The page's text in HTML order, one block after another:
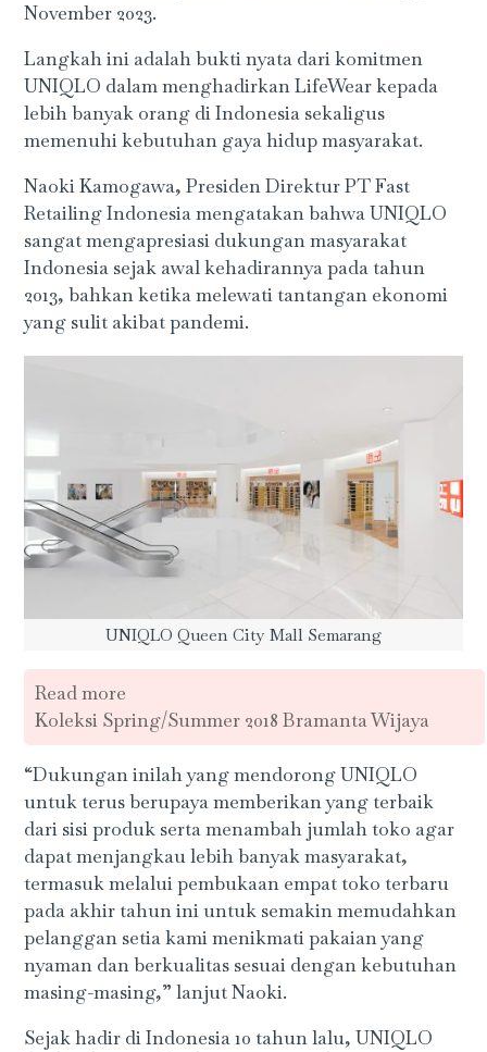
November 2023.
Langkah ini adalah bukti nyata dari komitmen
UNIQLO dalam menghadirkan LifeWear kepada
lebih banyak orang di Indonesia sekaligus
memenuhi kebutuhan gaya hidup masyarakat.
Naoki Kamogawa, Presiden Direktur PT Fast
Retailing Indonesia mengatakan bahwa UNIQLO
sangat mengapresiasi dukungan masyarakat
Indonesia sejak awal kehadirannya pada tahun
2013, bahkan ketika melewati tantangan ekonomi
yang sulit akibat pandemi.
UNIQLO Queen City Mall Semarang
Read more
Koleksi Spring/Summer 2018 Bramanta Wijaya
“Dukungan inilah yang mendorong UNIQLO
untuk terus berupaya memberikan yang terbaik
dari sisi produk serta menambah jumlah toko agar
dapat menjangkau lebih banyak masyarakat,
termasuk melalui pembukaan empat toko terbaru
pada akhir tahun ini untuk semakin memudahkan
pelanggan setia kami menikmati pakaian yang
nyaman dan berkualitas sesuai dengan kebutuhan
masing-masing,” lanjut Naoki.
Sejak hadir di Indonesia 10 tahun lalu, UNIQLO